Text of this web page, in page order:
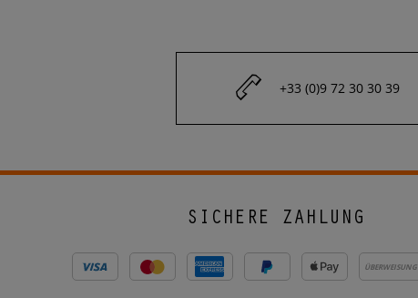
+33 (0)9 72 30 30 39
SICHERE ZAHLUNG
ÜBERWEISUNG